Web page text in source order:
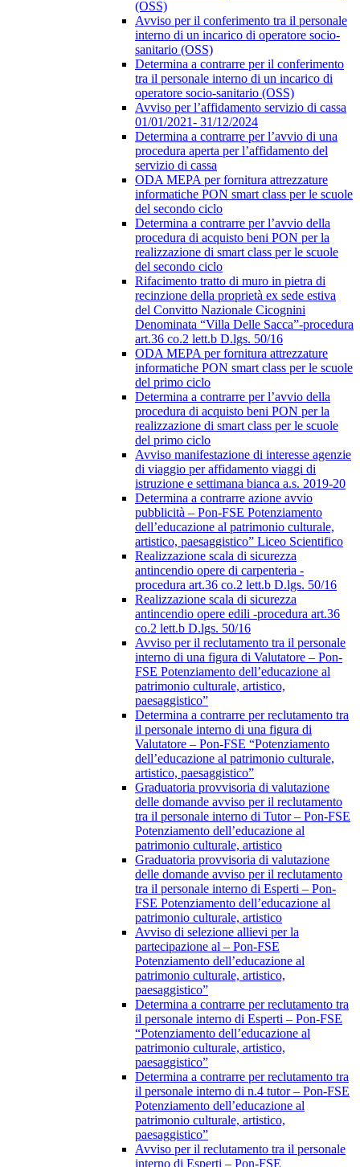
(OSS)
Avviso per il conferimento tra il personale
interno di un incarico di operatore socio-
sanitario (OSS)
Determina a contrarre per il conferimento
tra il personale interno di un incarico di
operatore socio-sanitario (OSS)
Avviso per l’affidamento servizio di cassa
01/01/2021- 31/12/2024
Determina a contrarre per l’avvio di una
procedura aperta per l’affidamento del
servizio di cassa
ODA MEPA per fornitura attrezzature
informatiche PON smart class per le scuole
del secondo ciclo
Determina a contrarre per l’avvio della
procedura di acquisto beni PON per la
realizzazione di smart class per le scuole
del secondo ciclo
Rifacimento tratto di muro in pietra di
recinzione della proprietà ex sede estiva
del Convitto Nazionale Cicognini
Denominata “Villa Delle Sacca”-procedura
art.36 co.2 lett.b D.lgs. 50/16
ODA MEPA per fornitura attrezzature
informatiche PON smart class per le scuole
del primo ciclo
Determina a contrarre per l’avvio della
procedura di acquisto beni PON per la
realizzazione di smart class per le scuole
del primo ciclo
Avviso manifestazione di interesse agenzie
di viaggio per affidamento viaggi di
istruzione e settimana bianca a.s. 2019-20
Determina a contrarre azione avvio
pubblicità – Pon-FSE Potenziamento
dell’educazione al patrimonio culturale,
artistico, paesaggistico” Liceo Scientifico
Realizzazione scala di sicurezza
antincendio opere di carpenteria -
procedura art.36 co.2 lett.b D.lgs. 50/16
Realizzazione scala di sicurezza
antincendio opere edili -procedura art.36
co.2 lett.b D.lgs. 50/16
Avviso per il reclutamento tra il personale
interno di una figura di Valutatore – Pon-
FSE Potenziamento dell’educazione al
patrimonio culturale, artistico,
paesaggistico”
Determina a contrarre per reclutamento tra
il personale interno di una figura di
Valutatore – Pon-FSE “Potenziamento
dell’educazione al patrimonio culturale,
artistico, paesaggistico”
Graduatoria provvisoria di valutazione
delle domande avviso per il reclutamento
tra il personale interno di Tutor – Pon-FSE
Potenziamento dell’educazione al
patrimonio culturale, artistico
Graduatoria provvisoria di valutazione
delle domande avviso per il reclutamento
tra il personale interno di Esperti – Pon-
FSE Potenziamento dell’educazione al
patrimonio culturale, artistico
Avviso di selezione allievi per la
partecipazione al – Pon-FSE
Potenziamento dell’educazione al
patrimonio culturale, artistico,
paesaggistico”
Determina a contrarre per reclutamento tra
il personale interno di Esperti – Pon-FSE
“Potenziamento dell’educazione al
patrimonio culturale, artistico,
paesaggistico”
Determina a contrarre per reclutamento tra
il personale interno di n.4 tutor – Pon-FSE
Potenziamento dell’educazione al
patrimonio culturale, artistico,
paesaggistico”
Avviso per il reclutamento tra il personale
interno di Esperti – Pon-FSE